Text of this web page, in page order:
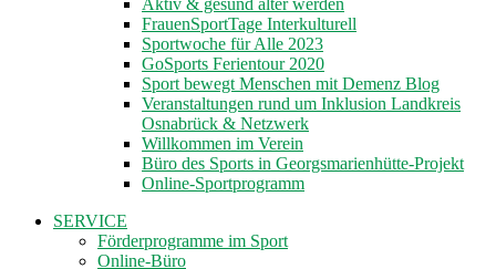
Aktiv & gesund älter werden
FrauenSportTage Interkulturell
Sportwoche für Alle 2023
GoSports Ferientour 2020
Sport bewegt Menschen mit Demenz Blog
Veranstaltungen rund um Inklusion Landkreis
Osnabrück & Netzwerk
Willkommen im Verein
Büro des Sports in Georgsmarienhütte-Projekt
Online-Sportprogramm
SERVICE
Förderprogramme im Sport
Online-Büro